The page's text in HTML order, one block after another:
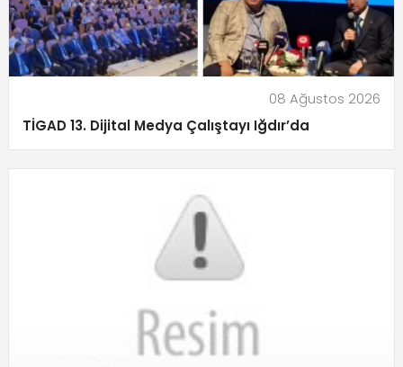
08 Ağustos 2026
TİGAD 13. Dijital Medya Çalıştayı Iğdır’da